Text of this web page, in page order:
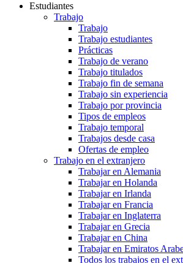
Estudiantes
Trabajo
Trabajo
Trabajo estudiantes
Prácticas
Trabajo de verano
Trabajo titulados
Trabajo fin de semana
Trabajo sin experiencia
Trabajo por provincia
Tipos de empleos
Trabajo temporal
Trabajos desde casa
Ofertas de empleo
Trabajo en el extranjero
Trabajar en Alemania
Trabajar en Holanda
Trabajar en Irlanda
Trabajar en Francia
Trabajar en Inglaterra
Trabajar en Grecia
Trabajar en China
Trabajar en Emiratos
Todos los trabajos en el